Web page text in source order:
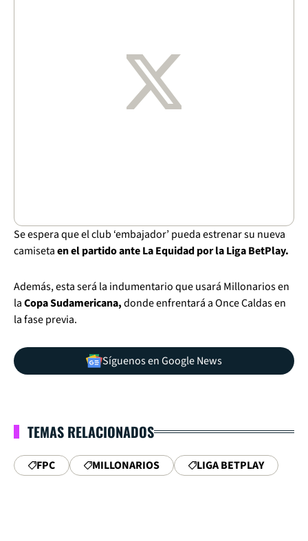
Se espera que el club ‘embajador’ pueda estrenar su nueva
camisetaen el partido ante La Equidad por la Liga BetPlay.
Además, esta será la indumentario que usará Millonarios en
laCopa Sudamericana,donde enfrentará a Once Caldas en
la fase previa.
Síguenos en Google News
TEMAS RELACIONADOS
FPC MILLONARIOS LIGA BETPLAY